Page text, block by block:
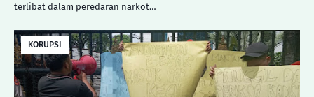
terlibat dalam peredaran narkot…
KORUPSI